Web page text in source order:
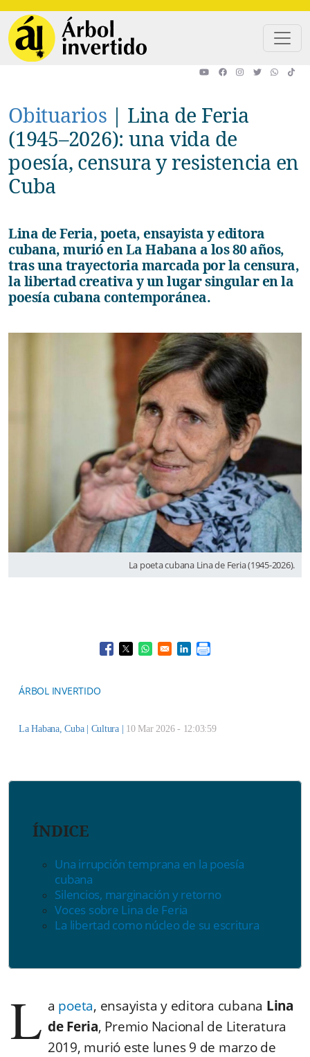
Obituarios | Lina de Feria
(1945–2026): una vida de
poesía, censura y resistencia en
Cuba
Lina de Feria, poeta, ensayista y editora
cubana, murió en La Habana a los 80 años,
tras una trayectoria marcada por la censura,
la libertad creativa y un lugar singular en la
poesía cubana contemporánea.
La poeta cubana Lina de Feria (1945-2026).
Opens in a new window
Opens in a new window
Opens in a new window
Opens in a new window
ÁRBOL INVERTIDO
Cultura 10 Mar 2026 - 12:03:59
ÍNDICE
Una irrupción temprana en la poesía
cubana
Silencios, marginación y retorno
Voces sobre Lina de Feria
La libertad como núcleo de su escritura
L a poeta, ensayista y editora cubana Lina
de Feria, Premio Nacional de Literatura
2019, murió este lunes 9 de marzo de